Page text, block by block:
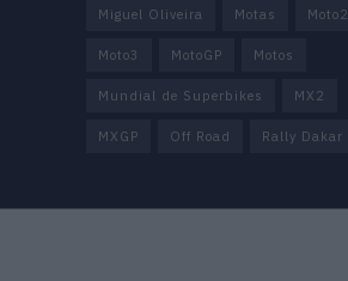
Miguel Oliveira Motas Moto2
Moto3 MotoGP Motos
Mundial de Superbikes MX2
MXGP Off Road Rally Dakar